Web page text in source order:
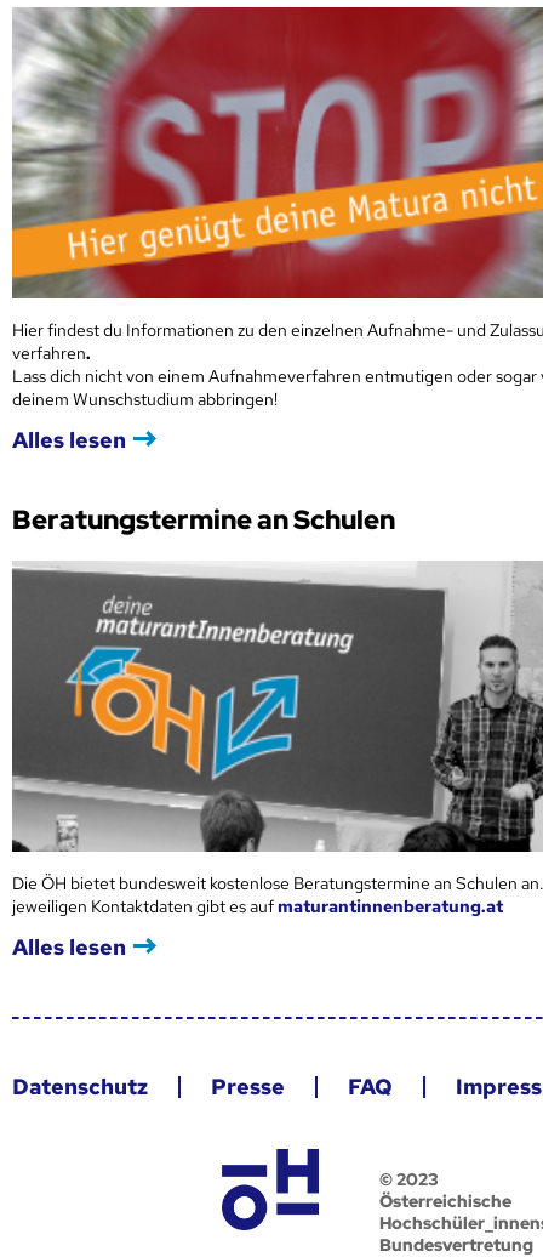
Hier findest du Informationen zu den einzelnen Aufnahme- und
verfahren.
Lass dich nicht von einem Aufnahmeverfahren entmutigen oder sogar
deinem Wunschstudium abbringen!
Alles lesen
Beratungstermine an Schulen
Die ÖH bietet bundesweit kostenlose Beratungstermine an Schulen
jeweiligen Kontaktdaten gibt es aufmaturantinnenberatung.at
Alles lesen
Datenschutz Presse FAQ
© 2023
Österreichische
Bundesvertretung